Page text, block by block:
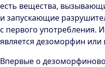
есть вещества,
и запускающие
с первого употребления.
является дезоморфин или
Впервые о